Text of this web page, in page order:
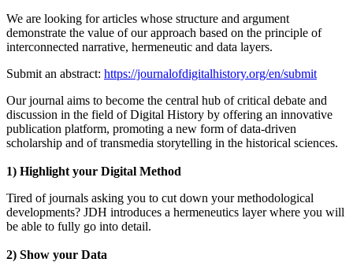
We are looking for articles whose structure and argument
demonstrate the value of our approach based on the principle of
interconnected narrative, hermeneutic and data layers.
Submit an abstract: https://journalofdigitalhistory.org/en/submit
Our journal aims to become the central hub of critical debate and
discussion in the field of Digital History by offering an innovative
publication platform, promoting a new form of data-driven
scholarship and of transmedia storytelling in the historical sciences.
1) Highlight your Digital Method
Tired of journals asking you to cut down your methodological
developments? JDH introduces a hermeneutics layer where you will
be able to fully go into detail.
2) Show your Data